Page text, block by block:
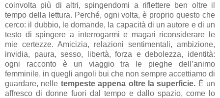
coinvolta più di altri, spingendomi a riflettere ben oltre il
tempo della lettura. Perché, ogni volta, è proprio questo che
cerco: il dubbio, le domande, la capacità di un autore e di un
testo di spingere a interrogarmi e magari riconsiderare le
mie certezze. Amicizia, relazioni sentimentali, ambizione,
invidia, paura, sesso, libertà, forza e debolezza, identità:
ogni racconto è un viaggio tra le pieghe dell’animo
femminile, in quegli angoli bui che non sempre accettiamo di
guardare, nelle tempeste appena oltre la superficie. È un
affresco di donne fuori dal tempo e dallo spazio, come lo